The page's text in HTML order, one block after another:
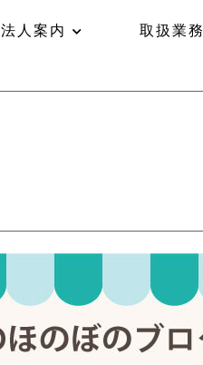
法人案内 取扱業務